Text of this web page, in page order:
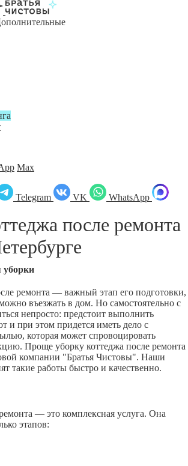
Max
Telegram VK
WhatsApp
после ремонта
уборки
ремонта — важный этап его подготовки,
въезжать в дом. Но самостоятельно с
непросто: предстоит выполнить
и при этом придется иметь дело с
которая может спровоцировать
Проще уборку коттеджа после ремонта
компании "Братья Чистовы". Наши
такие работы быстро и качественно.
— это комплексная услуга. Она
этапов: